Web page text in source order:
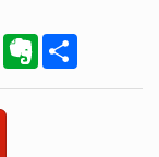
Trello Evernote